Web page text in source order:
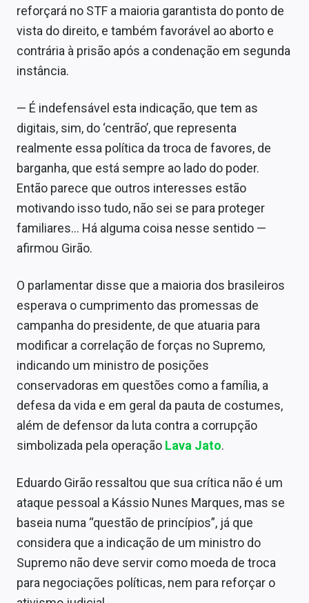
Expediente
Contato
reforçará no STF a maioria garantista do ponto de
vista do direito, e também favorável ao aborto e
contrária à prisão após a condenação em segunda
instância.
— É indefensável esta indicação, que tem as
digitais, sim, do ‘centrão’, que representa
realmente essa política da troca de favores, de
barganha, que está sempre ao lado do poder.
Então parece que outros interesses estão
motivando isso tudo, não sei se para proteger
familiares… Há alguma coisa nesse sentido —
afirmou Girão.
O parlamentar disse que a maioria dos brasileiros
esperava o cumprimento das promessas de
campanha do presidente, de que atuaria para
modificar a correlação de forças no Supremo,
indicando um ministro de posições
conservadoras em questões como a família, a
defesa da vida e em geral da pauta de costumes,
além de defensor da luta contra a corrupção
simbolizada pela operação Lava Jato.
Eduardo Girão ressaltou que sua crítica não é um
ataque pessoal a Kássio Nunes Marques, mas se
baseia numa “questão de princípios”, já que
considera que a indicação de um ministro do
Supremo não deve servir como moeda de troca
para negociações políticas, nem para reforçar o